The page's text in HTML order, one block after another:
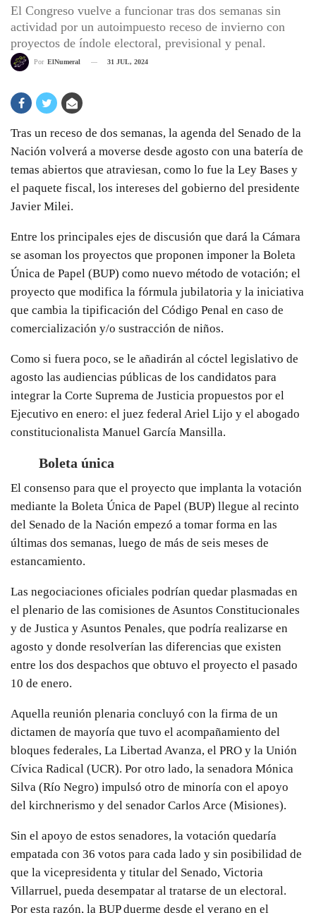
El Congreso vuelve a funcionar tras dos semanas sin
actividad por un autoimpuesto receso de invierno con
proyectos de índole electoral, previsional y penal.
Por ElNumeral 31 JUL, 2024
Tras un receso de dos semanas, la agenda del Senado de la
Nación volverá a moverse desde agosto con una batería de
temas abiertos que atraviesan, como lo fue la Ley Bases y
el paquete fiscal, los intereses del gobierno del presidente
Javier Milei.
Entre los principales ejes de discusión que dará la Cámara
se asoman los proyectos que proponen imponer la Boleta
Única de Papel (BUP) como nuevo método de votación; el
proyecto que modifica la fórmula jubilatoria y la iniciativa
que cambia la tipificación del Código Penal en caso de
comercialización y/o sustracción de niños.
Como si fuera poco, se le añadirán al cóctel legislativo de
agosto las audiencias públicas de los candidatos para
integrar la Corte Suprema de Justicia propuestos por el
Ejecutivo en enero: el juez federal Ariel Lijo y el abogado
constitucionalista Manuel García Mansilla.
Boleta única
El consenso para que el proyecto que implanta la votación
mediante la Boleta Única de Papel (BUP) llegue al recinto
del Senado de la Nación empezó a tomar forma en las
últimas dos semanas, luego de más de seis meses de
estancamiento.
Las negociaciones oficiales podrían quedar plasmadas en
el plenario de las comisiones de Asuntos Constitucionales
y de Justica y Asuntos Penales, que podría realizarse en
agosto y donde resolverían las diferencias que existen
entre los dos despachos que obtuvo el proyecto el pasado
10 de enero.
Aquella reunión plenaria concluyó con la firma de un
dictamen de mayoría que tuvo el acompañamiento del
bloques federales, La Libertad Avanza, el PRO y la Unión
Cívica Radical (UCR). Por otro lado, la senadora Mónica
Silva (Río Negro) impulsó otro de minoría con el apoyo
del kirchnerismo y del senador Carlos Arce (Misiones).
Sin el apoyo de estos senadores, la votación quedaría
empatada con 36 votos para cada lado y sin posibilidad de
que la vicepresidenta y titular del Senado, Victoria
Villarruel, pueda desempatar al tratarse de un electoral.
Por esta razón, la BUP duerme desde el verano en el